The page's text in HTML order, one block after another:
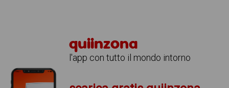
quiinzona
l'app con tutto il mondo intorno